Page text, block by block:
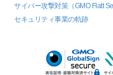
サイバー攻撃対策（GMO Flatt
セキュリティ事業の軌跡